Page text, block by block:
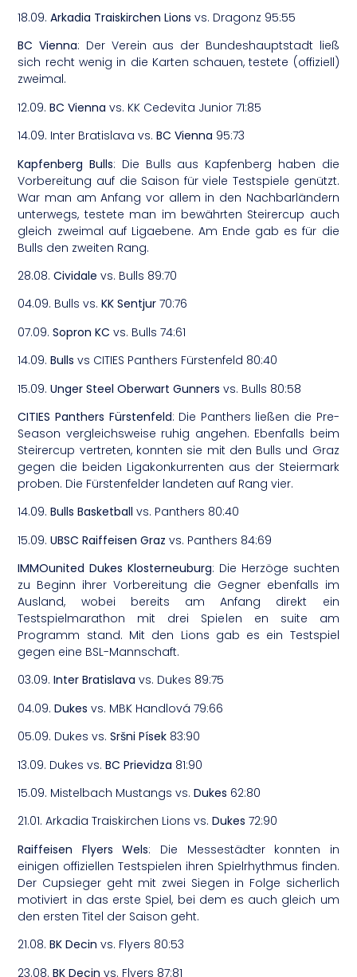
18.09.Arkadia Traiskirchen Lions vs. Dragonz 95:55
BC Vienna: Der Verein aus der Bundeshauptstadt ließ
sich recht wenig in die Karten schauen, testete (offiziell)
zweimal.
12.09.BC Vienna vs. KK Cedevita Junior 71:85
14.09. Inter Bratislava vs.BC Vienna 95:73
Kapfenberg Bulls: Die Bulls aus Kapfenberg haben die
Vorbereitung auf die Saison für viele Testspiele genützt.
War man am Anfang vor allem in den Nachbarländern
unterwegs, testete man im bewährten Steirercup auch
gleich zweimal auf Ligaebene. Am Ende gab es für die
Bulls den zweiten Rang.
28.08.Cividale vs. Bulls 89:70
04.09. Bulls vs.KK Sentjur 70:76
07.09.Sopron KC vs. Bulls 74:61
14.09.Bulls vs CITIES Panthers Fürstenfeld 80:40
15.09.Unger Steel Oberwart Gunners vs. Bulls 80:58
CITIES Panthers Fürstenfeld: Die Panthers ließen die Pre-
Season vergleichsweise ruhig angehen. Ebenfalls beim
Steirercup vertreten, konnten sie mit den Bulls und Graz
gegen die beiden Ligakonkurrenten aus der Steiermark
proben. Die Fürstenfelder landeten auf Rang vier.
14.09. Bulls Basketballvs. Panthers 80:40
15.09. UBSC Raiffeisen Graz vs. Panthers 84:69
IMMOunited Dukes Klosterneuburg: Die Herzöge suchten
zu Beginn ihrer Vorbereitung die Gegner ebenfalls im
Ausland, wobei bereits am Anfang direkt ein
Testspielmarathon mit drei Spielen en suite am
Programm stand. Mit den Lions gab es ein Testspiel
gegen eine BSL-Mannschaft.
03.09.Inter Bratislava vs. Dukes 89:75
04.09.Dukes vs. MBK Handlová 79:66
05.09. Dukes vs.Sršni Písek 83:90
13.09. Dukes vs.BC Prievidza 81:90
15.09. Mistelbach Mustangs vs.Dukes 62:80
21.01. Arkadia Traiskirchen Lions vs.Dukes72:90
Raiffeisen Flyers Wels: Die Messestädter konnten in
einigen offiziellen Testspielen ihren Spielrhythmus finden.
Der Cupsieger geht mit zwei Siegen in Folge sicherlich
motiviert in das erste Spiel, bei dem es auch gleich um
den ersten Titel der Saison geht.
21.08.BK Decin vs. Flyers 80:53
23.08.BK Decin vs. Flyers 87:81